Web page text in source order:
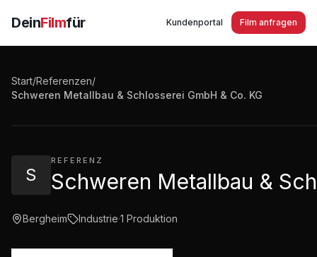
DeinFilmfür Kundenportal Film anfragen
Start/Referenzen/
Schweren Metallbau & Schlosserei GmbH & Co. KG
S
REFERENZ
Schweren Metallbau &
Bergheim Industrie·1 Produktion
Schweren Metallbau & Schlosserei GmbH & Co.KG in